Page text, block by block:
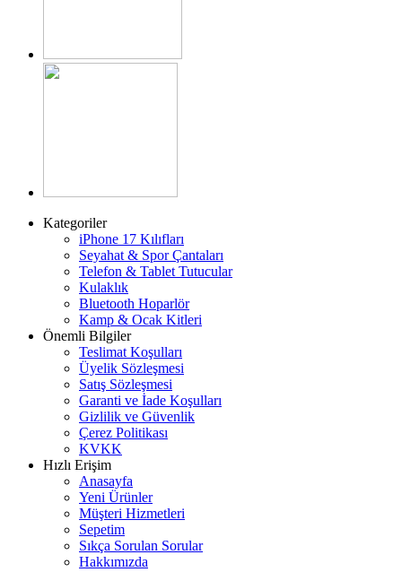
Kategoriler
iPhone 17 Kılıfları
Seyahat & Spor Çantaları
Telefon & Tablet Tutucular
Kulaklık
Bluetooth Hoparlör
Kamp & Ocak Kitleri
Önemli Bilgiler
Teslimat Koşulları
Üyelik Sözleşmesi
Satış Sözleşmesi
Garanti ve İade Koşulları
Gizlilik ve Güvenlik
Çerez Politikası
KVKK
Hızlı Erişim
Anasayfa
Yeni Ürünler
Müşteri Hizmetleri
Sepetim
Sıkça Sorulan Sorular
Hakkımızda